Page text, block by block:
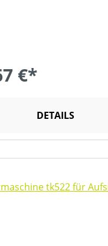
€*
DETAILS